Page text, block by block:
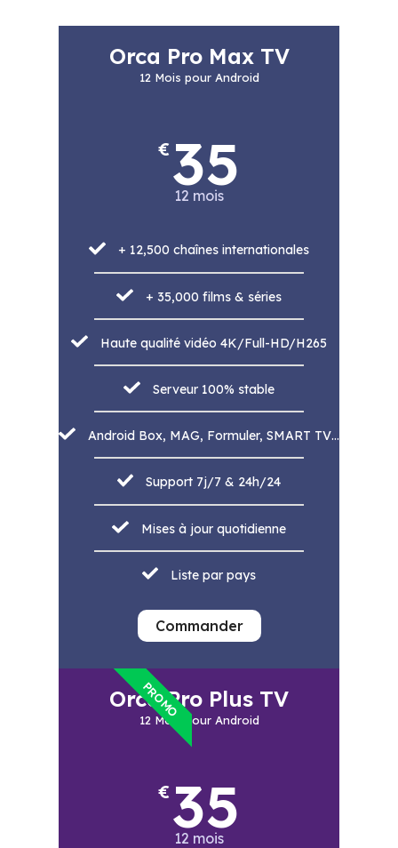
Orca Pro Max TV
12 Mois pour Android
€ 35
12 mois
+ 12,500 chaînes internationales
+ 35,000 films & séries
Haute qualité vidéo 4K/Full-HD/H265
Serveur 100% stable
Android Box, MAG, Formuler, SMART TV…
Support 7j/7 & 24h/24
Mises à jour quotidienne
Liste par pays
Commander
PROMO
Orca Pro Plus TV
12 Mois pour Android
€ 35
12 mois